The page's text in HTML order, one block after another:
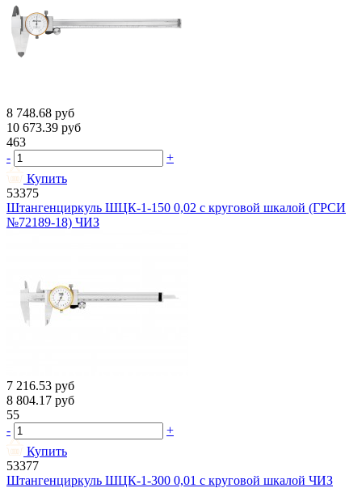
8 748.68 руб
10 673.39 руб
463
-
+
Купить
53375
Штангенциркуль ШЦК-1-150 0,02 с круговой шкалой (ГРСИ
№72189-18) ЧИЗ
7 216.53 руб
8 804.17 руб
55
-
+
Купить
53377
Штангенциркуль ШЦК-1-300 0,01 с круговой шкалой ЧИЗ